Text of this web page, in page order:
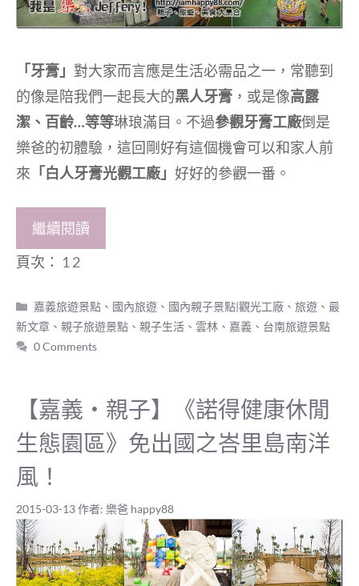
「牙膏」 對大家而言應是生活必需品之一，常聽到
的像是陪我們一起長大的黑人牙膏 ，或是像高露
潔、百齡…等等琳琅滿目。不過參觀牙膏工廠倒是
樂爸的初體驗，這回剛好有這個機會可以和家人前
來 「白人牙膏光觀工廠」 好好的參觀一番。
繼續閱讀
頁次： 1 2
分
類
嘉義旅遊景點 、 國內旅遊 、 國內親子景點|觀光工廠 、旅遊 、最
新文章 、 親子旅遊景點 、 親子生活 、 雲林、嘉義、台南旅遊景點
0 Comments
【嘉義‧親子】《諾得健康休閒
生態園區》免出國之峇里島南洋
風！
2015-03-13作者: 樂爸 happy88